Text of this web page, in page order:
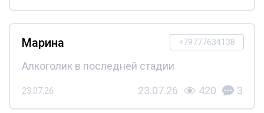
+79777634138
Марина
Алкоголик в последней стадии
23.07.26 23.07.26 420 3